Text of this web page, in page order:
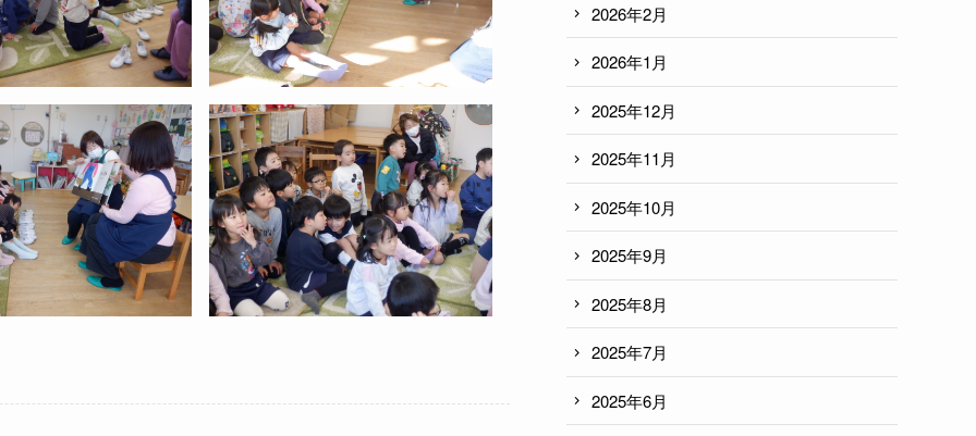
2026年2月
2026年1月
2025年12月
2025年11月
2025年10月
2025年9月
2025年8月
2025年7月
2025年6月